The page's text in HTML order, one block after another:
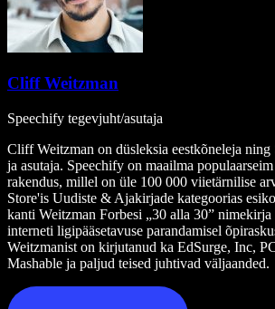
Cliff Weitzman
Speechify tegevjuht/asutaja
Cliff Weitzman on düsleksia eestkõneleja
ja asutaja. Speechify on maailma
rakendus, millel on üle 100 000 viietärnilise
Store'is Uudiste & Ajakirjade kategoorias
kanti Weitzman Forbesi „30 alla 30” nimekirja
interneti ligipääsetavuse parandamisel
Weitzmanist on kirjutanud ka EdSurge, Inc,
Mashable ja paljud teised juhtivad väljaanded.